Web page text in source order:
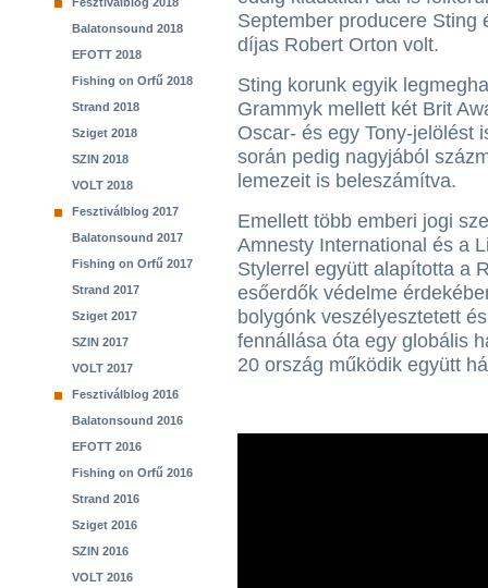
Balatonsound 2018
EFOTT 2018
Fishing on Orfű 2018
Strand 2018
Sziget 2018
SZIN 2018
VOLT 2018
Fesztiválblog 2017
Balatonsound 2017
Fishing on Orfű 2017
Strand 2017
Sziget 2017
SZIN 2017
VOLT 2017
Fesztiválblog 2016
Balatonsound 2016
EFOTT 2016
Fishing on Orfű 2016
Strand 2016
Sziget 2016
SZIN 2016
VOLT 2016
September producere Sting
díjas Robert Orton volt.
Sting korunk egyik
Grammyk mellett két Brit
Oscar- és egy Tony-jelölést
során pedig nagyjából
lemezeit is beleszámítva.
Emellett több emberi jogi
Amnesty International és a
Stylerrel együtt alapította a
esőerdők védelme
bolygónk veszélyesztetett
fennállása óta egy globális
20 ország működik együtt